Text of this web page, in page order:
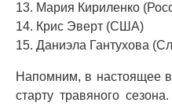
13. Мария Кириленко
14. Крис Эверт (США)
15. Даниэла Гантухова
Напомним, в настоящее
старту травяного